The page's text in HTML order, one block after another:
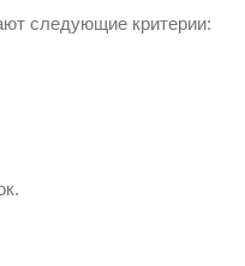
следующие критерии: